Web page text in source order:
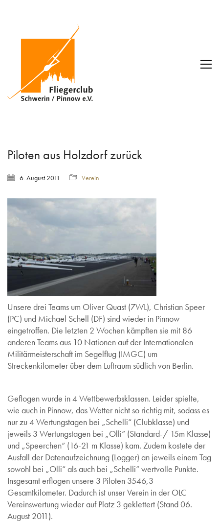
Piloten aus Holzdorf zurück
6. August 2011 Verein
Unsere drei Teams um Oliver Quast (7WL), Christian Speer
(PC) und Michael Schell (DF) sind wieder in Pinnow
eingetroffen. Die letzten 2 Wochen kämpften sie mit 86
anderen Teams aus 10 Nationen auf der Internationalen
Militärmeisterschaft im Segelflug (IMGC) um
Streckenkilometer über dem Luftraum südlich von Berlin.
Geflogen wurde in 4 Wettbewerbsklassen. Leider spielte,
wie auch in Pinnow, das Wetter nicht so richtig mit, sodass es
nur zu 4 Wertungstagen bei „Schelli“ (Clubklasse) und
jeweils 3 Wertungstagen bei „Olli“ (Standard-/ 15m Klasse)
und „Speerchen“ (16-21 m Klasse) kam. Zudem kostete der
Ausfall der Datenaufzeichnung (Logger) an jeweils einem Tag
sowohl bei „Olli“ als auch bei „Schelli“ wertvolle Punkte.
Insgesamt erflogen unsere 3 Piloten 3546,3
Gesamtkilometer. Dadurch ist unser Verein in der OLC
Vereinswertung wieder auf Platz 3 geklettert (Stand 06.
August 2011).